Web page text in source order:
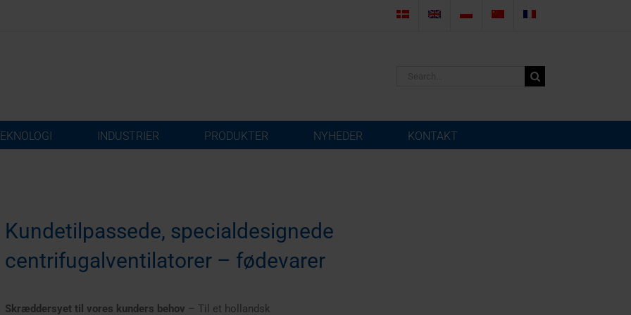
INDUSTRIER PRODUKTER NYHEDER KONTAKT
Kundetilpassede, specialdesignede
centrifugalventilatorer – fødevarer
Skræddersyet til vores kunders behov – Til et hollandsk